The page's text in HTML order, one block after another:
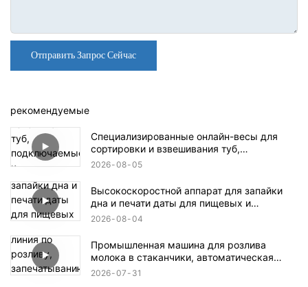
Отправить Запрос Сейчас
рекомендуемые
Специализированные онлайн-весы для
сортировки и взвешивания туб,
подключаемые к разливочным машинам
2026 08 05
Высокоскоростной аппарат для запайки
дна и печати даты для пищевых и
фармацевтических коробок.
2026 08 04
Промышленная машина для розлива
молока в стаканчики, автоматическая
линия по розливу, запечатыванию и
2026 07 31